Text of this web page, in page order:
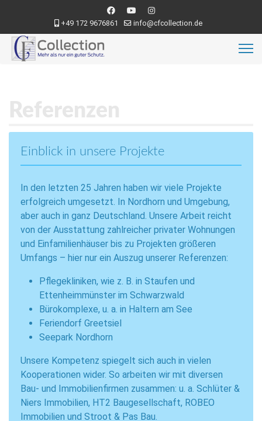
+49 172 9676861 info@cfcollection.de
Referenzen
Einblick in unsere Projekte
In den letzten 25 Jahren haben wir viele Projekte
erfolgreich umgesetzt. In Nordhorn und Umgebung,
aber auch in ganz Deutschland. Unsere Arbeit reicht
von der Ausstattung zahlreicher privater Wohnungen
und Einfamilienhäuser bis zu Projekten größeren
Umfangs – hier nur ein Auszug unserer Referenzen:
Pflegekliniken, wie z. B. in Staufen und
Ettenheimmünster im Schwarzwald
Bürokomplexe, u. a. in Haltern am See
Feriendorf Greetsiel
Seepark Nordhorn
Unsere Kompetenz spiegelt sich auch in vielen
Kooperationen wider. So arbeiten wir mit diversen
Bau- und Immobilienfirmen zusammen: u. a. Schlüter &
Niers Immobilien, HT2 Baugesellschaft, ROBEO
Immobilien und Stroot & Pas Bau.